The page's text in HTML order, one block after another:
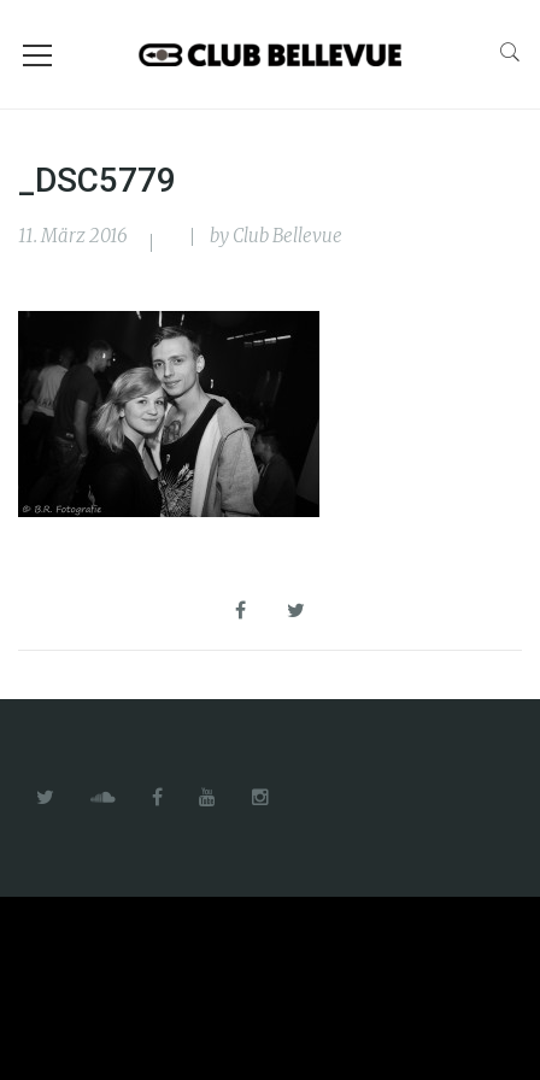
_DSC5779
11. März 2016 by Club Bellevue